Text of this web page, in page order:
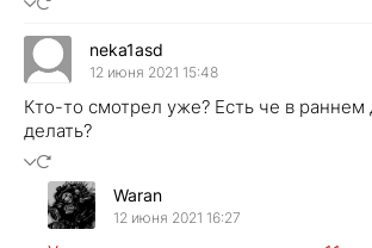
neka1asd
12 июня 2021 15:48
Кто-то смотрел уже? Есть че в раннем
делать?
Waran
12 июня 2021 16:27